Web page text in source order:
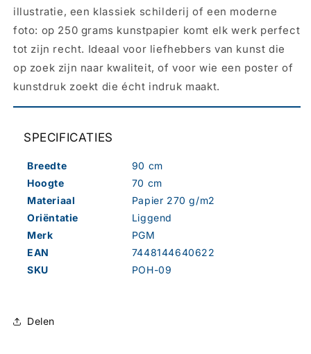
illustratie, een klassiek schilderij of een moderne
foto: op 250 grams kunstpapier komt elk werk perfect
tot zijn recht. Ideaal voor liefhebbers van kunst die
op zoek zijn naar kwaliteit, of voor wie een poster of
kunstdruk zoekt die écht indruk maakt.
SPECIFICATIES
Breedte
90 cm
Hoogte
70 cm
Materiaal
Papier 270 g/m2
Oriëntatie
Liggend
Merk
PGM
EAN
7448144640622
SKU
POH-09
Delen